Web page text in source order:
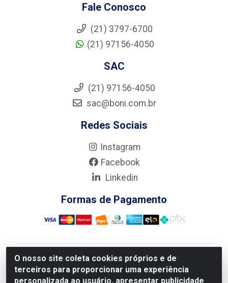
O nosso site coleta cookies próprios e de
terceiros para proporcionar uma experiência
personalizada ao usuário, apresentar publicidade
Fale Conosco
(21) 3797-6700
(21) 97156-4050
SAC
(21) 97156-4050
sac@boni.com.br
Redes Sociais
Instagram
Facebook
Linkedin
Formas de Pagamento
Nova Boni Distribuidora de Material de Construção LTDA
- Rua Alice Tibiriçá, 330 - Vila Da Penha, Rio de
Janeiro/RJ - CEP: 21.210-110 - CNPJ: 11.003.135/0001-